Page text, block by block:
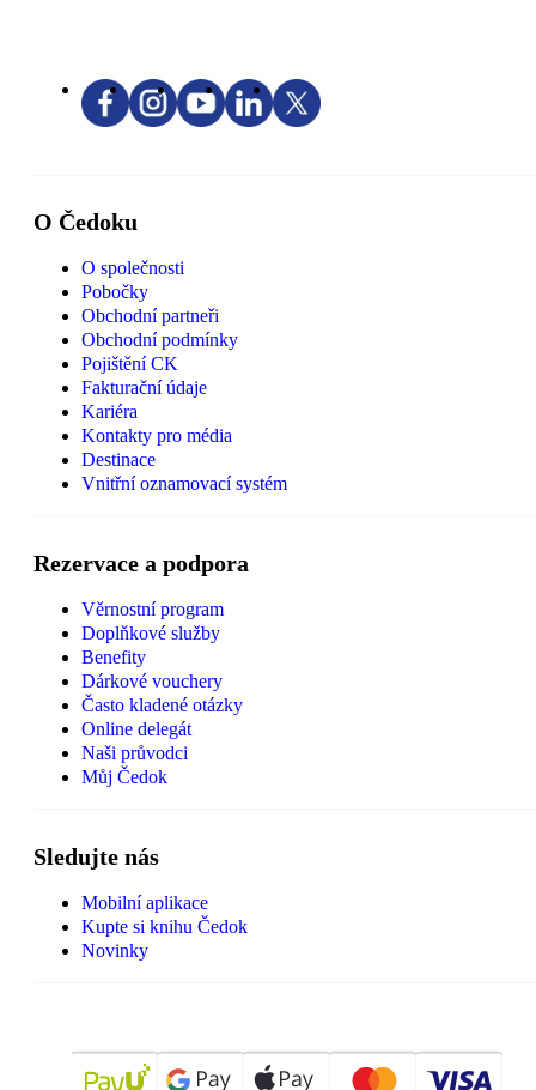
O Čedoku
O společnosti
Pobočky
Obchodní partneři
Obchodní podmínky
Pojištění CK
Fakturační údaje
Kariéra
Kontakty pro média
Destinace
Vnitřní oznamovací systém
Rezervace a podpora
Věrnostní program
Doplňkové služby
Benefity
Dárkové vouchery
Často kladené otázky
Online delegát
Naši průvodci
Můj Čedok
Sledujte nás
Mobilní aplikace
Kupte si knihu Čedok
Novinky